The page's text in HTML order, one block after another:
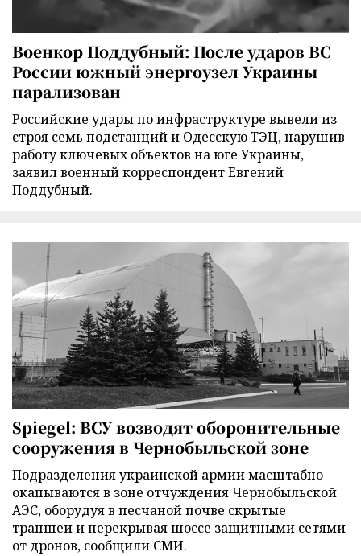
Военкор Поддубный: После ударов ВС
России южный энергоузел Украины
парализован
Российские удары по инфраструктуре вывели из
строя семь подстанций и Одесскую ТЭЦ, нарушив
работу ключевых объектов на юге Украины,
заявил военный корреспондент Евгений
Поддубный.
Spiegel: ВСУ возводят оборонительные
сооружения в Чернобыльской зоне
Подразделения украинской армии масштабно
окапываются в зоне отчуждения Чернобыльской
АЭС, оборудуя в песчаной почве скрытые
траншеи и перекрывая шоссе защитными сетями
от дронов, сообщили СМИ.